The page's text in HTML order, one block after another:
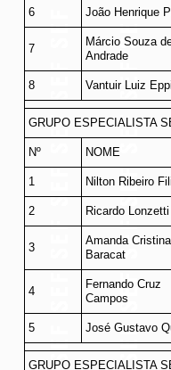
6 João Henrique
7
Márcio Souza
Andrade
8 Vantuir Luiz
GRUPO ESPECIALISTA
Nº NOME
1 Nilton Ribeiro
2 Ricardo Lonzetti
3
Amanda
Baracat
4
Fernando Cruz
Campos
5 José Gustavo
GRUPO ESPECIALISTA